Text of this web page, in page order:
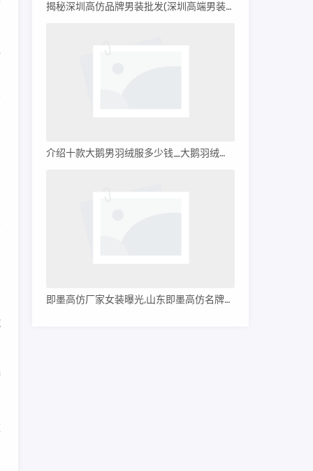
揭秘深圳高仿品牌男装批发(深圳高端男装批发)
介绍十款大鹅男羽绒服多少钱_大鹅羽绒服多少钱?
即墨高仿厂家女装曝光,山东即墨高仿名牌服装